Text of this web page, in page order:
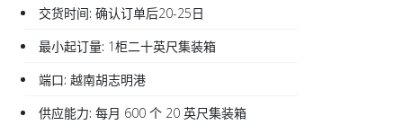
交货时间: 确认订单后20-25日
最小起订量: 1柜二十英尺集装箱
端口: 越南胡志明港
供应能力: 每月 600 个 20 英尺集装箱